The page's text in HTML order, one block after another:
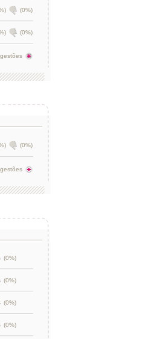
(0%)
(0%)
(0%)
(0%)
(0%)
(0%)
(0%)